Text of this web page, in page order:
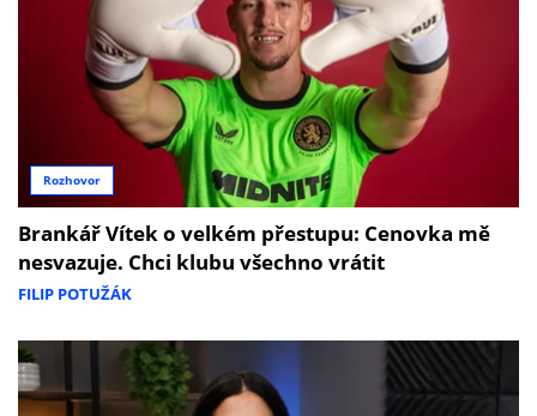
Rozhovor
Brankář Vítek o velkém přestupu: Cenovka mě
nesvazuje. Chci klubu všechno vrátit
FILIP POTUŽÁK